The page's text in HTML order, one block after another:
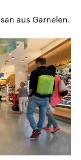
aus Garnelen.